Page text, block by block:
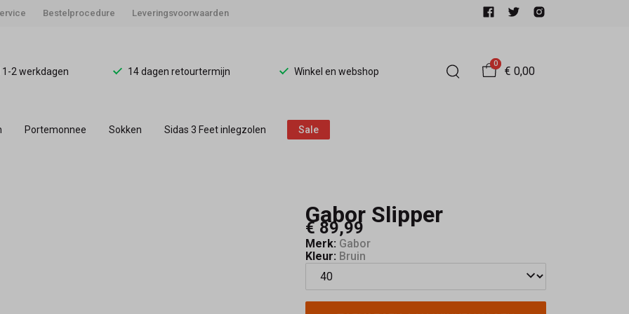
Bestelprocedure Leveringsvoorwaarden
1-2 werkdagen 14 dagen retourtermijn Winkel en webshop
0
€ 0,00
Portemonnee Sokken Sidas 3 Feet inlegzolen Sale
Gabor Slipper
€ 89,99
Merk: Gabor
Kleur: Bruin